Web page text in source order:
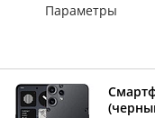
Параметры